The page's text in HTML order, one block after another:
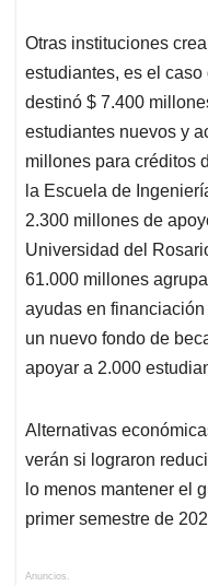
Otras instituciones
estudiantes, es el
destinó $ 7.400
estudiantes nuevos y
millones para créditos
la Escuela de
2.300 millones de
Universidad del
61.000 millones
ayudas en
un nuevo fondo de
apoyar a 2.000
Alternativas
verán si lograron
lo menos mantener el
primer semestre de
Anuncios.